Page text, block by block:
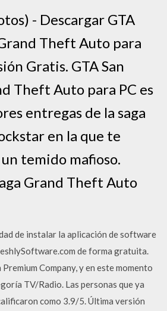
- Descargar GTA
Theft Auto para
Gratis. GTA San
Theft Auto para PC es
entregas de la saga
en la que te
temido mafioso.
Grand Theft Auto
de instalar la aplicación de software
de forma gratuita.
Company, y en este momento
TV/Radio. Las personas que ya
como 3.9/5. Última versión